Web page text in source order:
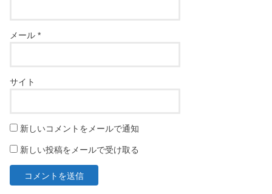
メール*
サイト
新しいコメントをメールで通知
新しい投稿をメールで受け取る